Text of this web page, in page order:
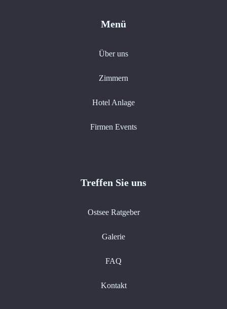
Menü
Über uns
Zimmern
Hotel Anlage
Firmen Events
Treffen Sie uns
Ostsee Ratgeber
Galerie
FAQ
Kontakt